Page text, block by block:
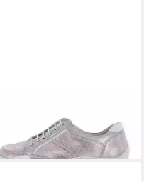
100,00 €